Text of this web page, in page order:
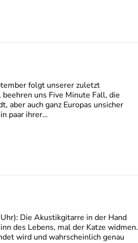
folgt unserer zuletzt
uns Five Minute Fall, die
aber auch ganz Europas unsicher
paar ihrer…
Die Akustikgitarre in der Hand
des Lebens, mal der Katze widmen.
wird und wahrscheinlich genau